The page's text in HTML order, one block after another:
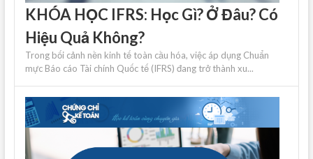
KHÓA HỌC IFRS: Học Gì? Ở Đâu? Có
Hiệu Quả Không?
Trong bối cảnh nền kinh tế toàn cầu hóa, việc áp dụng Chuẩn
mực Báo cáo Tài chính Quốc tế (IFRS) đang trở thành xu...